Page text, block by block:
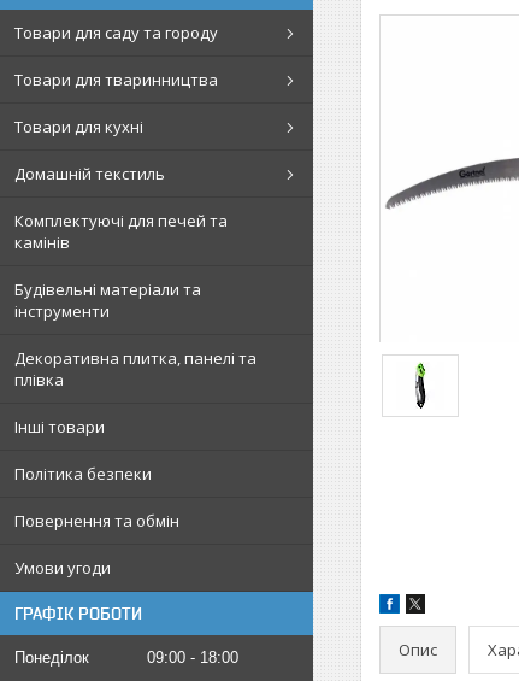
Товари для саду та городу
Товари для тваринництва
Товари для кухні
Домашній текстиль
Комплектуючі для печей та
камінів
Будівельні матеріали та
інструменти
Декоративна плитка, панелі та
плівка
Інші товари
Політика безпеки
Повернення та обмін
Умови угоди
ГРАФІК РОБОТИ
Понеділок 09:00
18:00
Опис